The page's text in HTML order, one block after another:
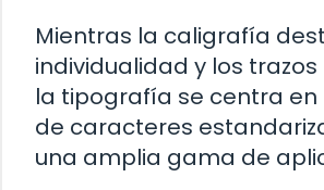
Mientras la caligrafía
individualidad y los
la tipografía se centra en
de caracteres
una amplia gama de